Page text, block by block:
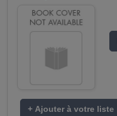
+ Ajouter à votre liste